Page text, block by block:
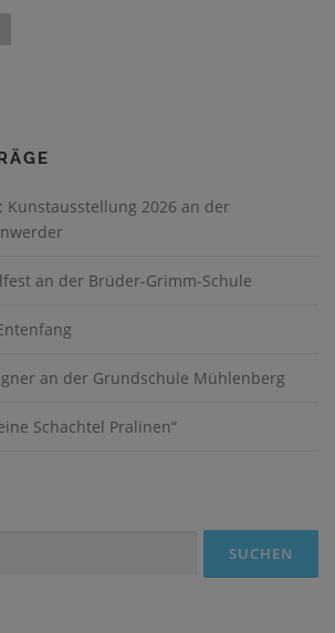
Kunstausstellung 2026 an der
an der Brüder-Grimm-Schule
an der Grundschule Mühlenberg
Schachtel Pralinen“